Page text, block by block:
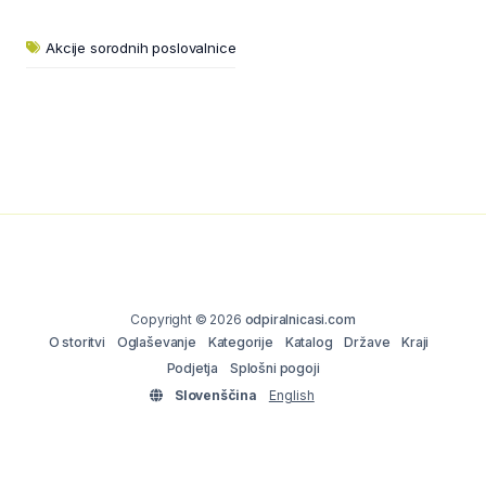
Akcije sorodnih poslovalnice
Copyright © 2026 odpiralnicasi.com
O storitvi
Oglaševanje Kategorije Katalog Države
Kraji
Podjetja
Splošni pogoji
Slovenščina
English